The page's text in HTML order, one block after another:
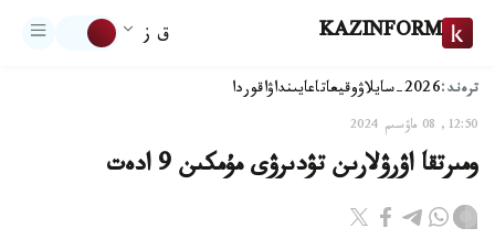
KAZINFORM ق ز
ترەند:2026-سايلاۋ وقيعاتاعايىنداۋاقوردا
12:50, 08 ماۋسىم 2024
ومىرتقا اۋرۋلارىن تۋدىرۋى مۇمكىن 9 ادەت